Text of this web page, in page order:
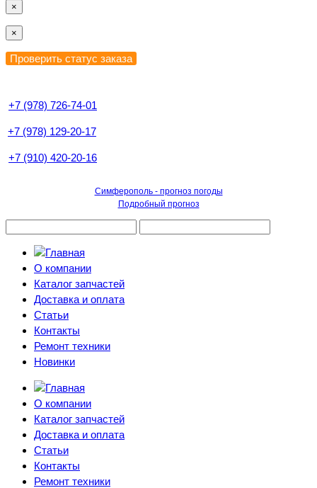
×
×
+7 (978) 726-74-01
+7 (978) 129-20-17
+7 (910) 420-20-16
Симферополь - прогноз погоды
Подробный прогноз
О компании
Каталог запчастей
Доставка и оплата
Статьи
Контакты
Ремонт техники
Новинки
О компании
Каталог запчастей
Доставка и оплата
Статьи
Контакты
Ремонт техники